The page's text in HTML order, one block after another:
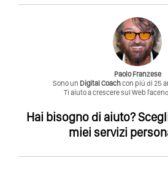
Paolo Franzese
Sono un Digital Coachcon piú di 25
Ti aiuto a crescere sul Web
Hai bisogno di aiuto?
miei servizi